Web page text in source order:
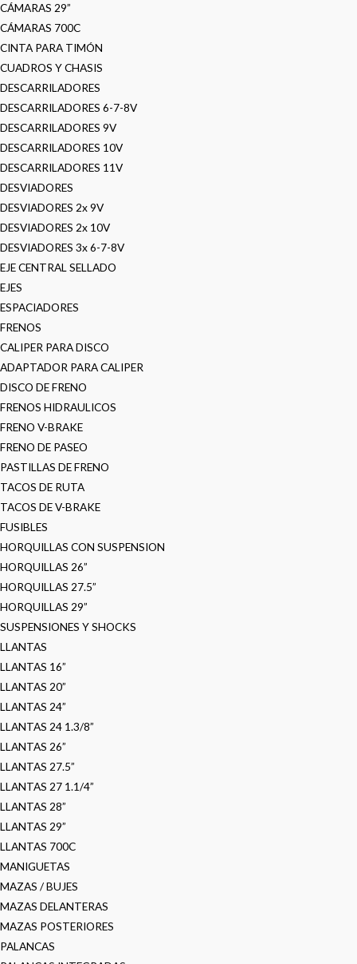
CÁMARAS 29”
CÁMARAS 700C
CINTA PARA TIMÓN
CUADROS Y CHASIS
DESCARRILADORES
DESCARRILADORES 6-7-8V
DESCARRILADORES 9V
DESCARRILADORES 10V
DESCARRILADORES 11V
DESVIADORES
DESVIADORES 2x 9V
DESVIADORES 2x 10V
DESVIADORES 3x 6-7-8V
EJE CENTRAL SELLADO
EJES
ESPACIADORES
FRENOS
CALIPER PARA DISCO
ADAPTADOR PARA CALIPER
DISCO DE FRENO
FRENOS HIDRAULICOS
FRENO V-BRAKE
FRENO DE PASEO
PASTILLAS DE FRENO
TACOS DE RUTA
TACOS DE V-BRAKE
FUSIBLES
HORQUILLAS CON SUSPENSION
HORQUILLAS 26”
HORQUILLAS 27.5”
HORQUILLAS 29”
SUSPENSIONES Y SHOCKS
LLANTAS
LLANTAS 16”
LLANTAS 20”
LLANTAS 24”
LLANTAS 24 1.3/8”
LLANTAS 26”
LLANTAS 27.5”
LLANTAS 27 1.1/4”
LLANTAS 28”
LLANTAS 29”
LLANTAS 700C
MANIGUETAS
MAZAS / BUJES
MAZAS DELANTERAS
MAZAS POSTERIORES
PALANCAS